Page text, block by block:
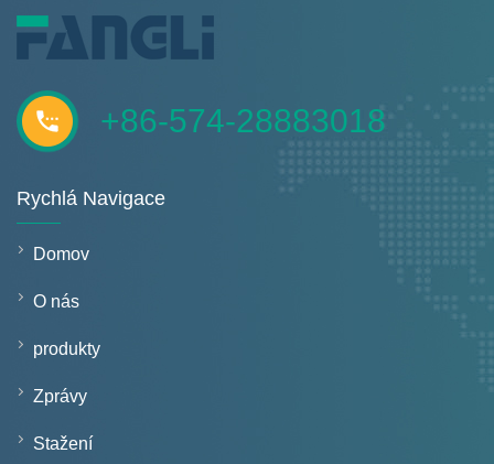
+86-574-28883018
Rychlá Navigace
Domov
O nás
produkty
Zprávy
Stažení